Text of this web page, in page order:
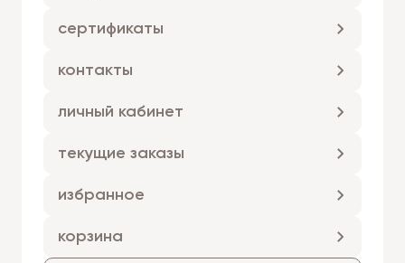
сертификаты
контакты
личный кабинет
текущие заказы
избранное
корзина